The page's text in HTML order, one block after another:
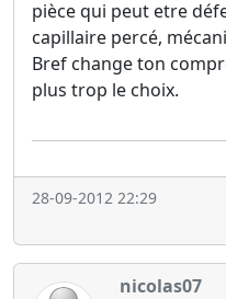
pièce qui peut etre
capillaire percé,
Bref change ton
plus trop le choix.
28-09-2012 22:29
nicolas07